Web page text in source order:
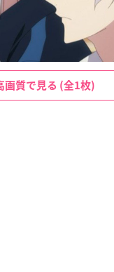
画質で見る (全1枚)